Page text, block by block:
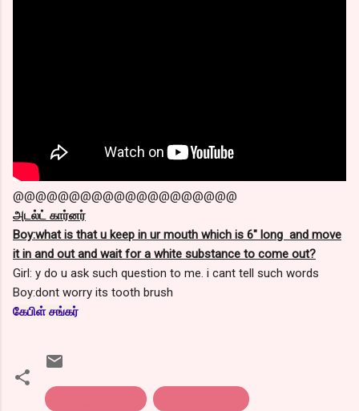
@@@@@@@@@@@@@@@@@@@@
அடல்ட் கார்னர்
Boy:what is that u keep in ur mouth which is 6" long and move
it in and out and wait for a white substance to come out?
Girl: y do u ask such question to me. i cant tell such words
Boy:dont worry its tooth brush
கேபிள் சங்கர்